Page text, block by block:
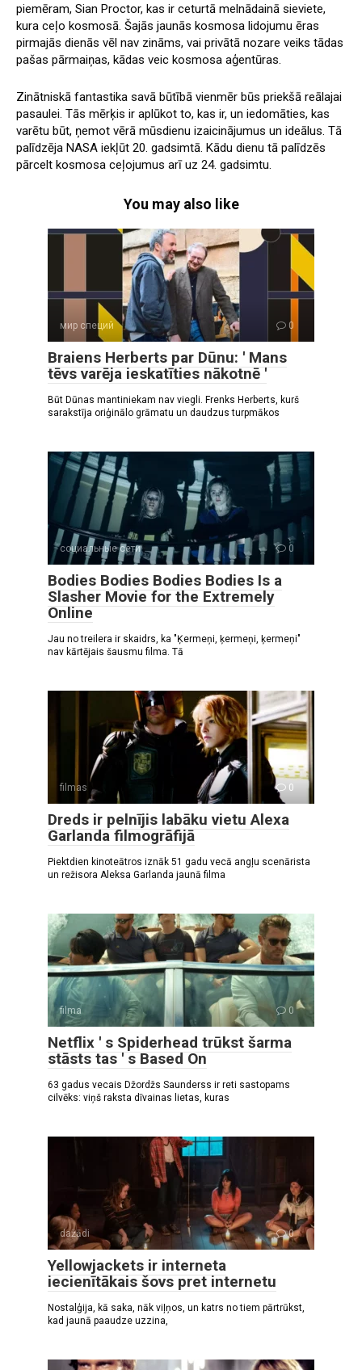
piemēram, Sian Proctor, kas ir ceturtā melnādainā sieviete,
kura ceļo kosmosā. Šajās jaunās kosmosa lidojumu ēras
pirmajās dienās vēl nav zināms, vai privātā nozare veiks tādas
pašas pārmaiņas, kādas veic kosmosa aģentūras.
Zinātniskā fantastika savā būtībā vienmēr būs priekšā reālajai
pasaulei. Tās mērķis ir aplūkot to, kas ir, un iedomāties, kas
varētu būt, ņemot vērā mūsdienu izaicinājumus un ideālus. Tā
palīdzēja NASA iekļūt 20. gadsimtā. Kādu dienu tā palīdzēs
pārcelt kosmosa ceļojumus arī uz 24. gadsimtu.
You may also like
мир специй 0
Braiens Herberts par Dūnu: ' Mans
tēvs varēja ieskatīties nākotnē '
Būt Dūnas mantiniekam nav viegli. Frenks Herberts, kurš
sarakstīja oriģinālo grāmatu un daudzus turpmākos
социальные сети 0
Bodies Bodies Bodies Bodies Is a
Slasher Movie for the Extremely
Online
Jau no treilera ir skaidrs, ka "Ķermeņi, ķermeņi, ķermeņi"
nav kārtējais šausmu filma. Tā
filmas 0
Dreds ir pelnījis labāku vietu Alexa
Garlanda filmogrāfijā
Piektdien kinoteātros iznāk 51 gadu vecā angļu scenārista
un režisora Aleksa Garlanda jaunā filma
filma 0
Netflix ' s Spiderhead trūkst šarma
stāsts tas ' s Based On
63 gadus vecais Džordžs Saunderss ir reti sastopams
cilvēks: viņš raksta dīvainas lietas, kuras
dažādi 0
Yellowjackets ir interneta
iecienītākais šovs pret internetu
Nostalģija, kā saka, nāk viļņos, un katrs no tiem pārtrūkst,
kad jaunā paaudze uzzina,